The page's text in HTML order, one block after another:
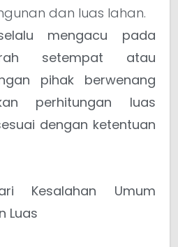
dan luas lahan.
mengacu pada
setempat atau
pihak berwenang
perhitungan luas
dengan ketentuan
Kesalahan Umum
Luas